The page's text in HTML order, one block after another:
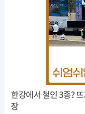
한강에서 철인 3종?
장